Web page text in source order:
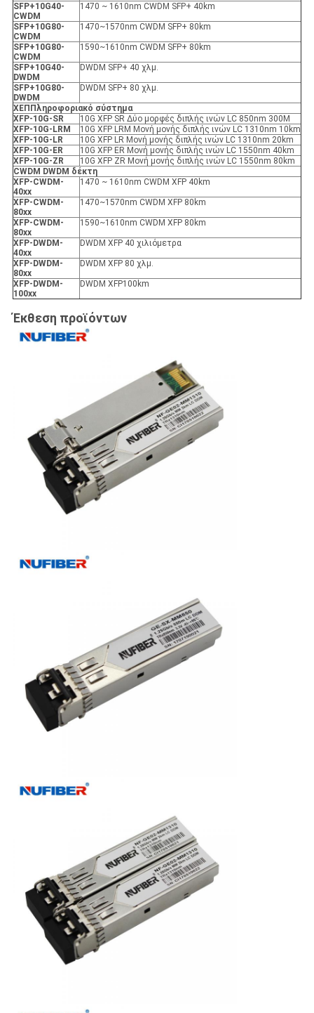
SFP+10G40-
CWDM
1470 ~ 1610nm CWDM SFP+ 40km
SFP+10G80-
CWDM
1470~1570nm CWDM SFP+ 80km
SFP+10G80-
CWDM
1590~1610nm CWDM SFP+ 80km
SFP+10G40-
DWDM
DWDM SFP+ 40 χλμ.
SFP+10G80-
DWDM
DWDM SFP+ 80 χλμ.
XΕΠ Πληροφοριακό σύστημα
XFP-10G-SR
10G XFP SR Δύο μορφές διπλής ινών LC 850nm 300M
XFP-10G-LRM
10G XFP LRM Μονή μονής διπλής ινών LC 1310nm 10km
XFP-10G-LR
10G XFP LR Μονή μονής διπλής ινών LC 1310nm 20km
XFP-10G-ER
10G XFP ER Μονή μονής διπλής ινών LC 1550nm 40km
XFP-10G-ZR
10G XFP ZR Μονή μονής διπλής ινών LC 1550nm 80km
CWDM DWDM δέκτη
XFP-CWDM-
40xx
1470 ~ 1610nm CWDM XFP 40km
XFP-CWDM-
80xx
1470~1570nm CWDM XFP 80km
XFP-CWDM-
80xx
1590~1610nm CWDM XFP 80km
XFP- DWDM-
40xx
DWDM XFP 40 χιλιόμετρα
XFP- DWDM-
80xx
DWDM XFP 80 χλμ.
XFP- DWDM-
100xx
DWDM XFP100km
Έκθεση προϊόντων